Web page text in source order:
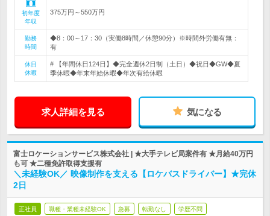
初年度
年収
375万円～550万円
勤務
時間
◆8：00～17：30（実働8時間／休憩90分）※時間外労働有無：
有
休日
休暇
# 【年間休日124日】◆完全週休2日制（土日）◆祝日◆GW◆夏
季休暇◆年末年始休暇◆年次有給休暇
求人詳細を見る 気になる
富士ロケーションサービス株式会社 | ★大手テレビ局案件有 ★月給40万円
も可 ★二種免許取得支援有
＼未経験OK／ 映像制作を支える【ロケバスドライバー】★完休
2日
正社員 職種・業種未経験OK 急募 転勤なし 学歴不問